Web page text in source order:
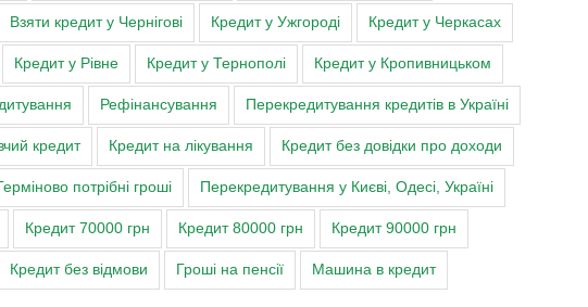
Взяти кредит у Чернігові Кредит у Ужгороді Кредит у Черкасах
Кредит у Рівне Кредит у Тернополі Кредит у Кропивницьком
Рефінансування Перекредитування кредитів в Україні
кредит Кредит на лікування Кредит без довідки про доходи
потрібні гроші Перекредитування у Києві, Одесі, Україні
Кредит 70000 грн Кредит 80000 грн Кредит 90000 грн
Кредит без відмови Гроші на пенсії Машина в кредит